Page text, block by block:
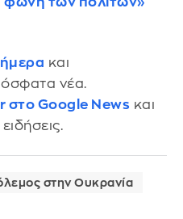
και
νέα.
στο Google News και
στην Ουκρανία